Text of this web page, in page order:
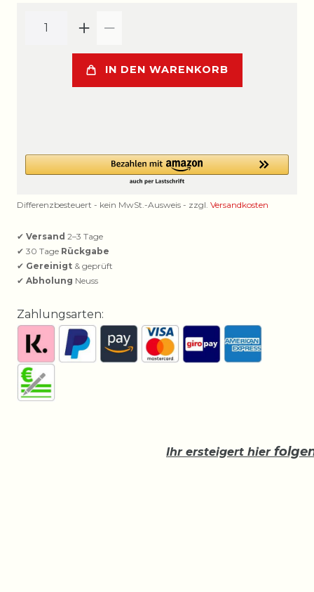
IN DEN WARENKORB
Differenzbesteuert - kein MwSt.-Ausweis - zzgl. Versandkosten
✔ Versand 2–3 Tage
✔ 30 Tage Rückgabe
✔ Gereinigt & geprüft
✔ Abholung Neuss
Zahlungsarten:
Ihr ersteigert hier